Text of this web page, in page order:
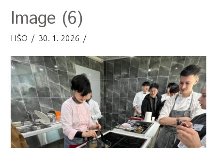
Image (6)
HŠO 30. 1. 2026